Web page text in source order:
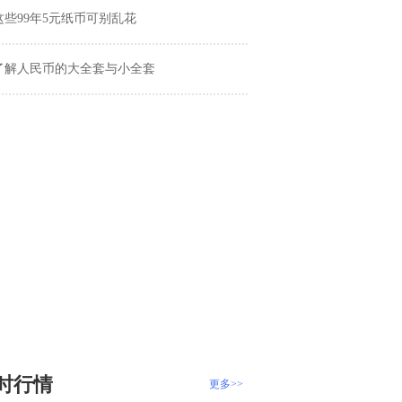
些99年5元纸币可别乱花
解人民币的大全套与小全套
更多>>
行情